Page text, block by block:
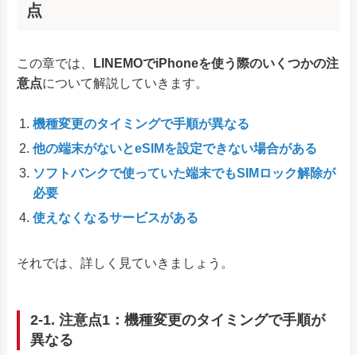
点
この章では、
LINEMOでiPhoneを使う際のいくつかの注
意点について解説していきます。
機種変更のタイミングで手順が異なる
他の端末がないとeSIMを設定できない場合がある
ソフトバンクで使っていた端末でもSIMロック解除が
必要
使えなくなるサービスがある
それでは、詳しく見ていきましょう。
2-1. 注意点1：機種変更のタイミングで手順が
異なる